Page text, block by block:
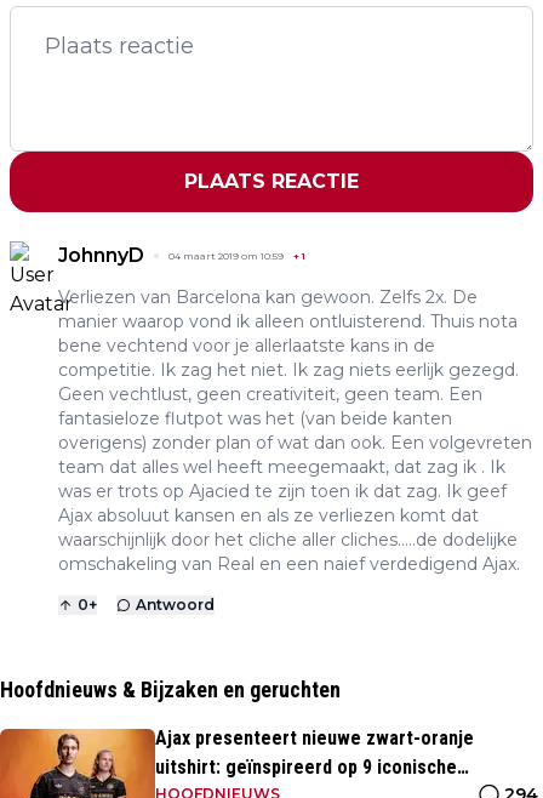
PLAATS REACTIE
JohnnyD 04 maart 2019 om 10:59 +1
Verliezen van Barcelona kan gewoon. Zelfs 2x. De
manier waarop vond ik alleen ontluisterend. Thuis nota
bene vechtend voor je allerlaatste kans in de
competitie. Ik zag het niet. Ik zag niets eerlijk gezegd.
Geen vechtlust, geen creativiteit, geen team. Een
fantasieloze flutpot was het (van beide kanten
overigens) zonder plan of wat dan ook. Een volgevreten
team dat alles wel heeft meegemaakt, dat zag ik . Ik
was er trots op Ajacied te zijn toen ik dat zag. Ik geef
Ajax absoluut kansen en als ze verliezen komt dat
waarschijnlijk door het cliche aller cliches.....de dodelijke
omschakeling van Real en een naief verdedigend Ajax.
0+ Antwoord
Hoofdnieuws & Bijzaken en geruchten
Ajax presenteert nieuwe zwart-oranje
uitshirt: geïnspireerd op 9 iconische
HOOFDNIEUWS